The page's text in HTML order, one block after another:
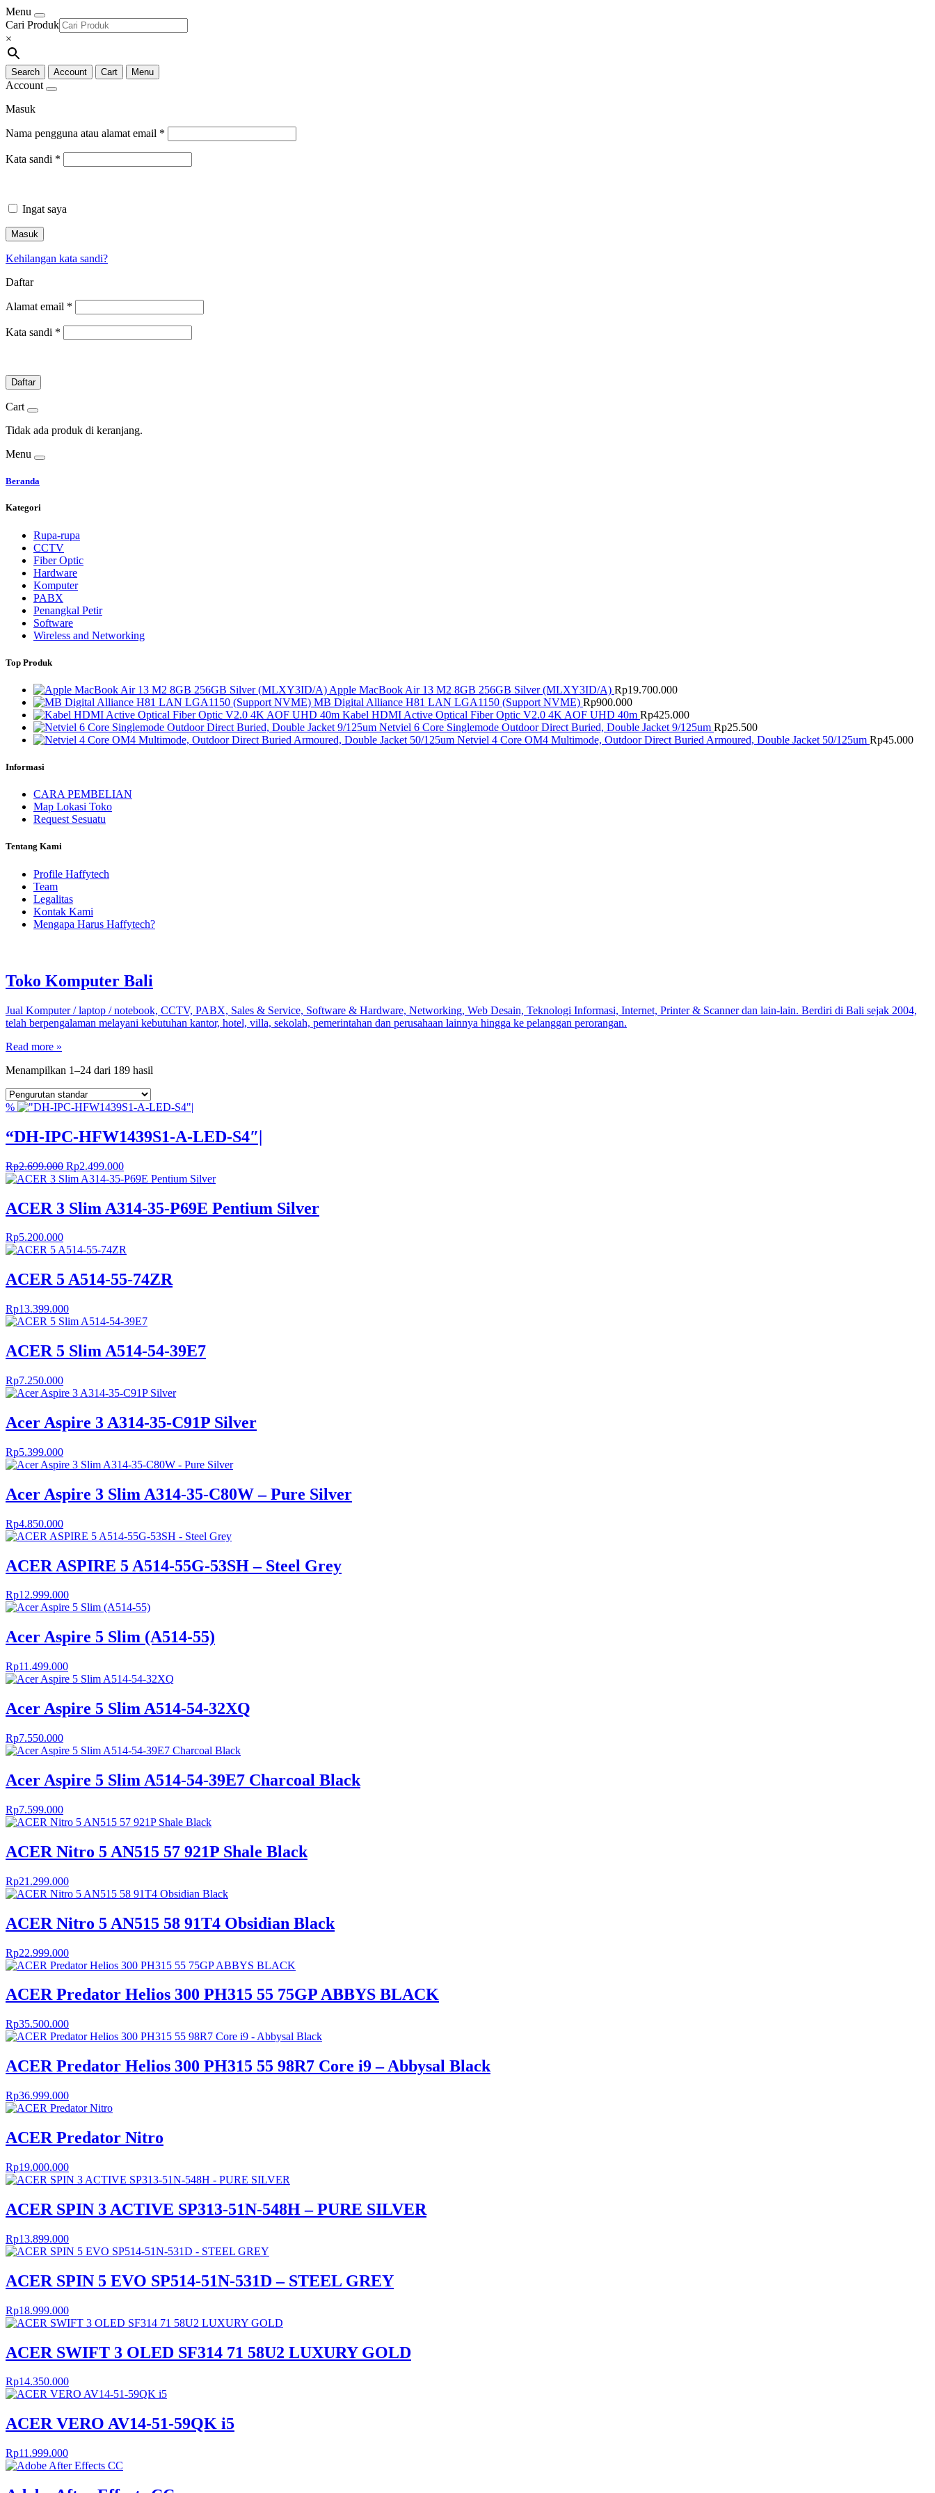
Menu
Cari Produk
×
Search Account Cart Menu
Account
Masuk
Nama pengguna atau alamat email *
Kata sandi *
Ingat saya
Masuk
Kehilangan kata sandi?
Daftar
Alamat email *
Kata sandi *
Daftar
Cart
Tidak ada produk di keranjang.
Menu
Beranda
Kategori
Rupa-rupa
CCTV
Fiber Optic
Hardware
Komputer
PABX
Penangkal Petir
Software
Wireless and Networking
Top Produk
Apple MacBook Air 13 M2 8GB 256GB Silver (MLXY3ID/A) Rp19.700.000
MB Digital Alliance H81 LAN LGA1150 (Support NVME) Rp900.000
Kabel HDMI Active Optical Fiber Optic V2.0 4K AOF UHD 40m Rp425.000
Netviel 6 Core Singlemode Outdoor Direct Buried, Double Jacket 9/125um Rp25.500
Netviel 4 Core OM4 Multimode, Outdoor Direct Buried Armoured, Double Jacket 50/125um Rp45.000
Informasi
CARA PEMBELIAN
Map Lokasi Toko
Request Sesuatu
Tentang Kami
Profile Haffytech
Team
Legalitas
Kontak Kami
Mengapa Harus Haffytech?
Toko Komputer Bali
Jual Komputer / laptop / notebook, CCTV, PABX, Sales & Service, Software & Hardware, Networking, Web Desain, Teknologi Informasi, Internet, Printer & Scanner dan lain-lain. Berdiri di Bali sejak 2004,
telah berpengalaman melayani kebutuhan kantor, hotel, villa, sekolah, pemerintahan dan perusahaan lainnya hingga ke pelanggan perorangan.
Read more »
Menampilkan 1–24 dari 189 hasil
%
“DH-IPC-HFW1439S1-A-LED-S4″|
Rp2.699.000 Harga
aslinya
Rp2.699.000.
Rp2.499.000Harga
saat
adalah:
Rp2.499.000.
ACER 3 Slim A314-35-P69E Pentium Silver
Rp5.200.000
ACER 5 A514-55-74ZR
Rp13.399.000
ACER 5 Slim A514-54-39E7
Rp7.250.000
Acer Aspire 3 A314-35-C91P Silver
Rp5.399.000
Acer Aspire 3 Slim A314-35-C80W – Pure Silver
Rp4.850.000
ACER ASPIRE 5 A514-55G-53SH – Steel Grey
Rp12.999.000
Acer Aspire 5 Slim (A514-55)
Rp11.499.000
Acer Aspire 5 Slim A514-54-32XQ
Rp7.550.000
Acer Aspire 5 Slim A514-54-39E7 Charcoal Black
Rp7.599.000
ACER Nitro 5 AN515 57 921P Shale Black
Rp21.299.000
ACER Nitro 5 AN515 58 91T4 Obsidian Black
Rp22.999.000
ACER Predator Helios 300 PH315 55 75GP ABBYS BLACK
Rp35.500.000
ACER Predator Helios 300 PH315 55 98R7 Core i9 – Abbysal Black
Rp36.999.000
ACER Predator Nitro
Rp19.000.000
ACER SPIN 3 ACTIVE SP313-51N-548H – PURE SILVER
Rp13.899.000
ACER SPIN 5 EVO SP514-51N-531D – STEEL GREY
Rp18.999.000
ACER SWIFT 3 OLED SF314 71 58U2 LUXURY GOLD
Rp14.350.000
ACER VERO AV14-51-59QK i5
Rp11.999.000